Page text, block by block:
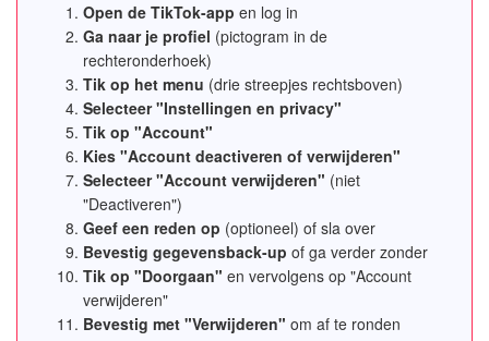
Open de TikTok-app en log in
Ga naar je profiel (pictogram in de
rechteronderhoek)
Tik op het menu (drie streepjes rechtsboven)
Selecteer "Instellingen en privacy"
Tik op "Account"
Kies "Account deactiveren of verwijderen"
Selecteer "Account verwijderen" (niet
"Deactiveren")
Geef een reden op (optioneel) of sla over
Bevestig gegevensback-up of ga verder zonder
Tik op "Doorgaan" en vervolgens op "Account
verwijderen"
Bevestig met "Verwijderen" om af te ronden